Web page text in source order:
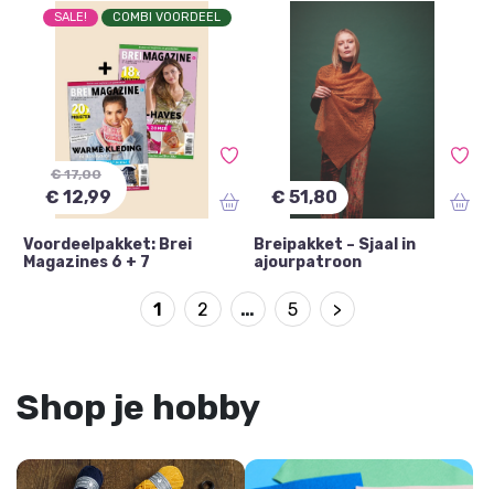
SALE! COMBI VOORDEEL
€ 17,00
€ 12,99
Voordeelpakket: Brei
Magazines 6 + 7
€ 51,80
Breipakket – Sjaal in
ajourpatroon
1 2 … 5 >
Shop je hobby